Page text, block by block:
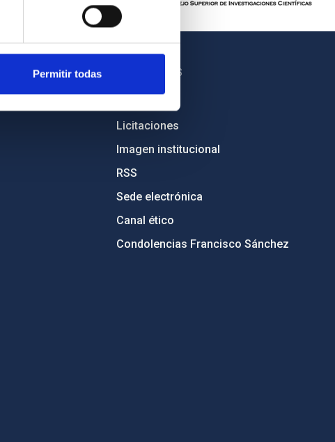
Permitir todas OTROS ENLACES
Licitaciones
Imagen institucional
RSS
Sede electrónica
Canal ético
Condolencias Francisco Sánchez